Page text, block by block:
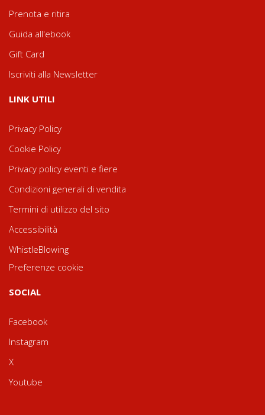
Prenota e ritira
Guida all'ebook
Gift Card
Iscriviti alla Newsletter
LINK UTILI
Privacy Policy
Cookie Policy
Privacy policy eventi e fiere
Condizioni generali di vendita
Termini di utilizzo del sito
Accessibilità
WhistleBlowing
Preferenze cookie
SOCIAL
Facebook
Instagram
X
Youtube